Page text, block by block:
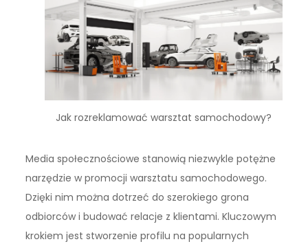
Jak rozreklamować warsztat samochodowy?
Media społecznościowe stanowią niezwykle potężne
narzędzie w promocji warsztatu samochodowego.
Dzięki nim można dotrzeć do szerokiego grona
odbiorców i budować relacje z klientami. Kluczowym
krokiem jest stworzenie profilu na popularnych